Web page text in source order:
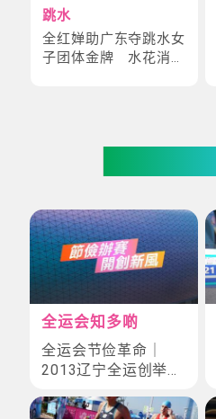
跳水
全红婵助广东夺跳水女
子团体金牌 水花消失
全运会知多啲
全运会节俭革命｜
2013辽宁全运创举！
造开幕式史上奇迹